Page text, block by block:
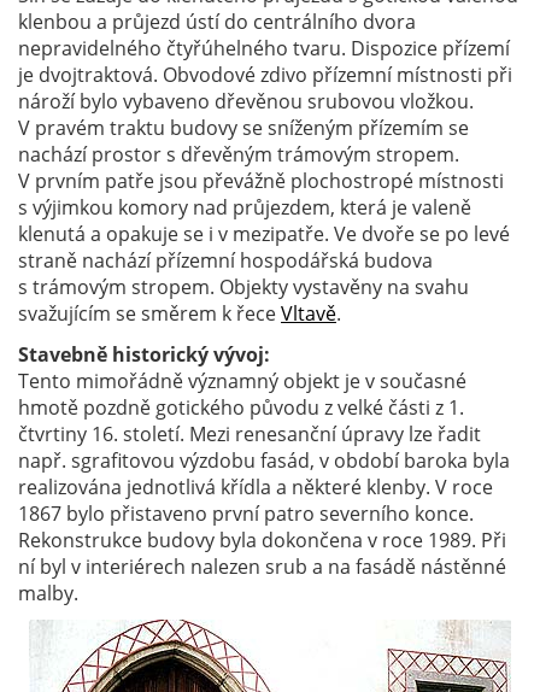
klenbou a průjezd ústí do centrálního dvora
nepravidelného čtyřúhelného tvaru. Dispozice přízemí
je dvojtraktová. Obvodové zdivo přízemní místnosti při
nároží bylo vybaveno dřevěnou srubovou vložkou.
V pravém traktu budovy se sníženým přízemím se
nachází prostor s dřevěným trámovým stropem.
V prvním patře jsou převážně plochostropé místnosti
s výjimkou komory nad průjezdem, která je valeně
klenutá a opakuje se i v mezipatře. Ve dvoře se po levé
straně nachází přízemní hospodářská budova
s trámovým stropem. Objekty vystavěny na svahu
svažujícím se směrem k řeceVltavě.
Stavebně historický vývoj:
Tento mimořádně významný objekt je v současné
hmotě pozdně gotického původu z velké části z 1.
čtvrtiny 16. století. Mezi renesanční úpravy lze řadit
např. sgrafitovou výzdobu fasád, v období baroka byla
realizována jednotlivá křídla a některé klenby. V roce
1867 bylo přistaveno první patro severního konce.
Rekonstrukce budovy byla dokončena v roce 1989. Při
ní byl v interiérech nalezen srub a na fasádě nástěnné
malby.